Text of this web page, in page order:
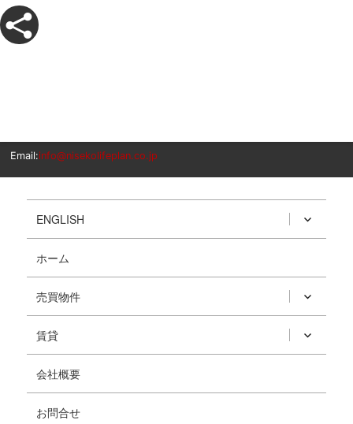
Email:info@nisekolifeplan.co.jp
ENGLISH
ホーム
売買物件
賃貸
会社概要
お問合せ